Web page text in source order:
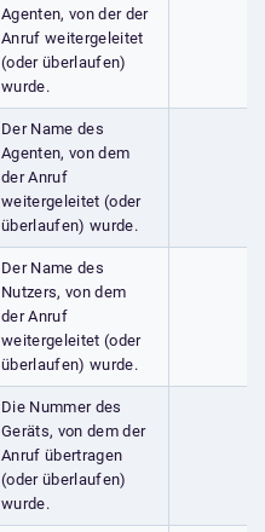
Agenten, von der der
Anruf weitergeleitet
(oder überlaufen)
wurde.
Der Name des
Agenten, von dem
der Anruf
weitergeleitet (oder
überlaufen) wurde.
Der Name des
Nutzers, von dem
der Anruf
weitergeleitet (oder
überlaufen) wurde.
Die Nummer des
Geräts, von dem der
Anruf übertragen
(oder überlaufen)
wurde.